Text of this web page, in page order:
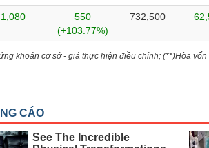
1,080
550
(+103.77%)
732,500
khoán cơ sở - giá thực hiện điều chỉnh; (**)Hòa